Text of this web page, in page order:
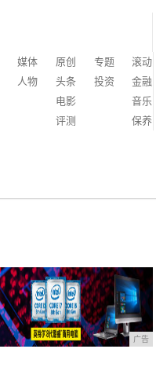
媒体 原创 专题
滚动
人物 头条 投资
金融
电影
音乐
评测
保养
广告